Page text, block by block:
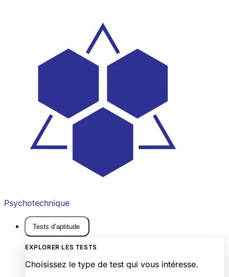
Psychotechnique
Tests d’aptitude
EXPLORER LES TESTS
Choisissez le type de test qui vous intéresse.